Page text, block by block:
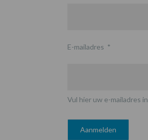
E-mailadres *
Vul hier uw e-mailadres in